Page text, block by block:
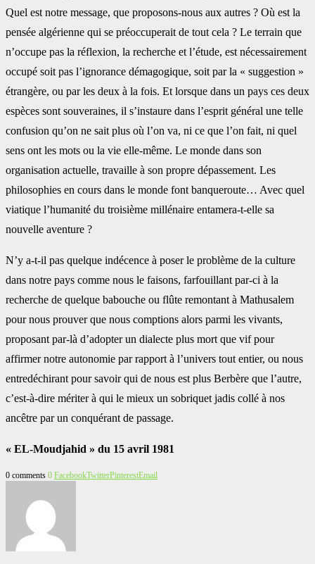
Quel est notre message, que proposons-nous aux autres ? Où est la
pensée algérienne qui se préoccuperait de tout cela ? Le terrain que
n’occupe pas la réflexion, la recherche et l’étude, est nécessairement
occupé soit pas l’ignorance démagogique, soit par la « suggestion »
étrangère, ou par les deux à la fois. Et lorsque dans un pays ces deux
espèces sont souveraines, il s’instaure dans l’esprit général une telle
confusion qu’on ne sait plus où l’on va, ni ce que l’on fait, ni quel
sens ont les mots ou la vie elle-même. Le monde dans son
organisation actuelle, travaille à son propre dépassement. Les
philosophies en cours dans le monde font banqueroute… Avec quel
viatique l’humanité du troisième millénaire entamera-t-elle sa
nouvelle aventure ?
N’y a-t-il pas quelque indécence à poser le problème de la culture
dans notre pays comme nous le faisons, farfouillant par-ci à la
recherche de quelque babouche ou flûte remontant à Mathusalem
pour nous prouver que nous comptions alors parmi les vivants,
proposant par-là d’adopter un dialecte plus mort que vif pour
affirmer notre autonomie par rapport à l’univers tout entier, ou nous
entredéchirant pour savoir qui de nous est plus Berbère que l’autre,
c’est-à-dire mériter à qui le mieux un sobriquet jadis collé à nos
ancêtre par un conquérant de passage.
« EL-Moudjahid » du 15 avril 1981
0 comments 0 FacebookTwitterPinterestEmail